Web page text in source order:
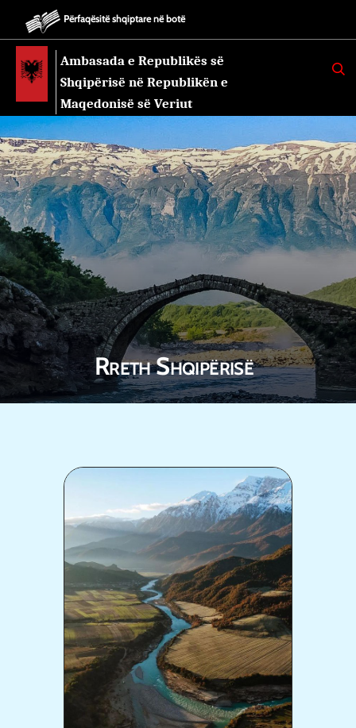
Përfaqësitë shqiptare në botë
Ambasada e Republikës së
Shqipërisë në Republikën e
Maqedonisë së Veriut
K
E
Rreth Shqipërisë